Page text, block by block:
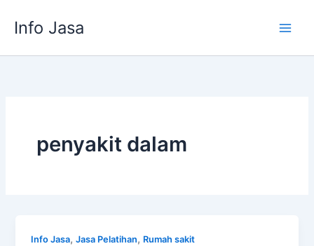
Info Jasa
penyakit dalam
Info Jasa,Jasa Pelatihan, Rumah sakit